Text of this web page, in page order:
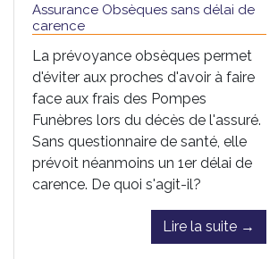
Assurance Obsèques sans délai de
carence
La prévoyance obsèques permet
d'éviter aux proches d'avoir à faire
face aux frais des Pompes
Funèbres lors du décès de l'assuré.
Sans questionnaire de santé, elle
prévoit néanmoins un 1er délai de
carence. De quoi s'agit-il?
Lire la suite →